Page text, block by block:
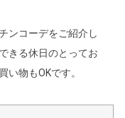
ンコーデをご紹介し
きる休日のとってお
い物もOKです。